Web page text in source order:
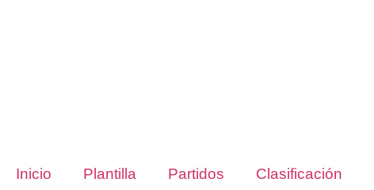
Inicio Plantilla Partidos Clasificación